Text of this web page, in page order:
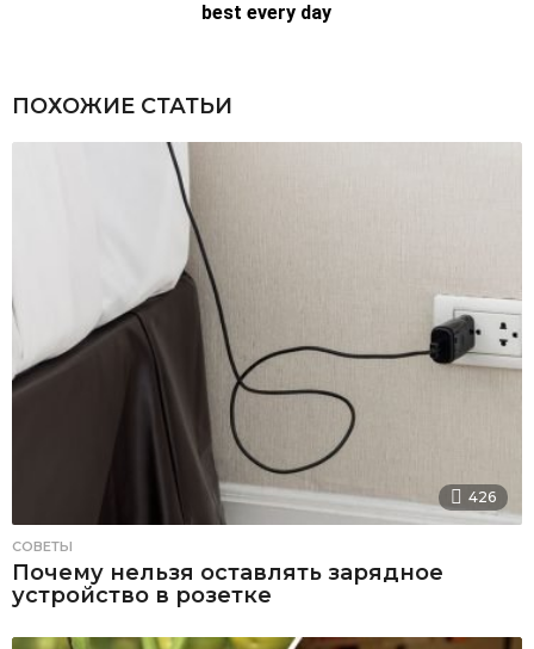
ПОХОЖИЕ СТАТЬИ
426
СОВЕТЫ
Почему нельзя оставлять зарядное
устройство в розетке